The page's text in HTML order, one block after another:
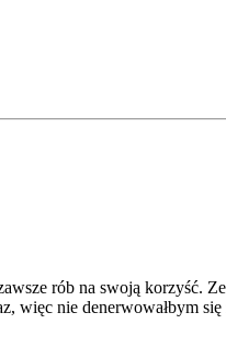
rób na swoją korzyść.
więc nie denerwowałbym